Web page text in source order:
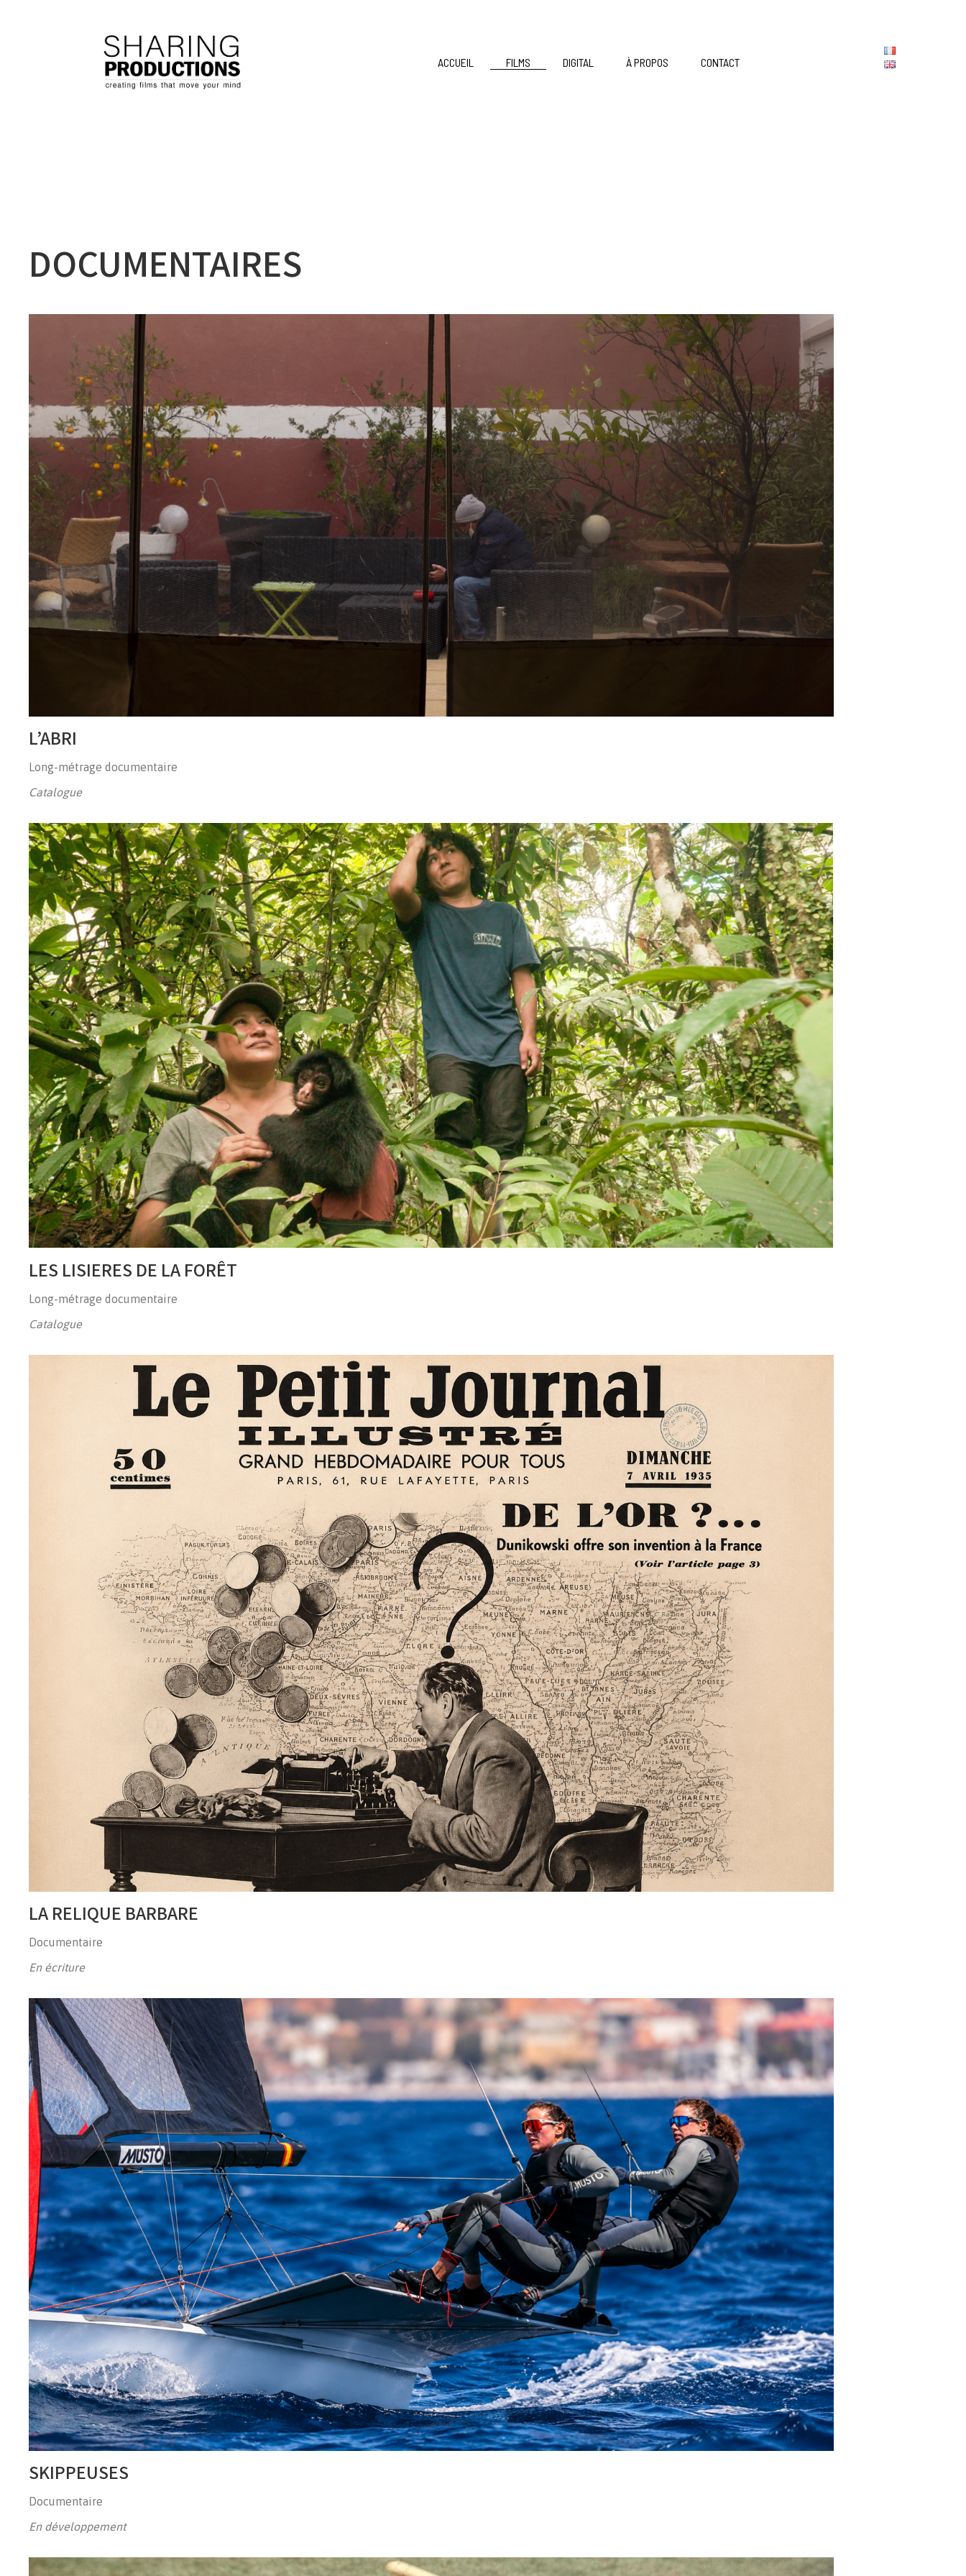
ACCUEIL FILMS DIGITAL À PROPOS CONTACT
DOCUMENTAIRES
L’ABRI
Long-métrage documentaire
Catalogue
LES LISIERES DE LA FORÊT
Long-métrage documentaire
Catalogue
LA RELIQUE BARBARE
Documentaire
En écriture
SKIPPEUSES
Documentaire
En développement